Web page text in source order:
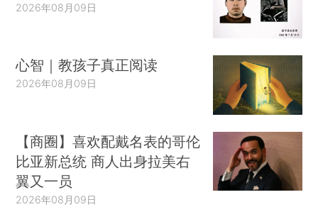
2026年08月09日
心智｜教孩子真正阅读
2026年08月09日
【商圈】喜欢配戴名表的哥伦
比亚新总统 商人出身拉美右
翼又一员
2026年08月09日